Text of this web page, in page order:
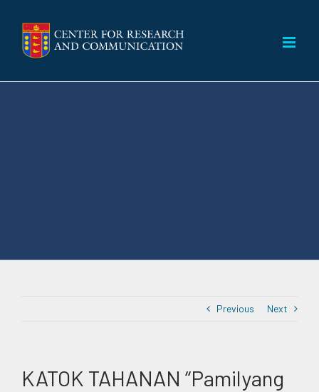
content
Previous Next
KATOK TAHANAN “Pamilyang